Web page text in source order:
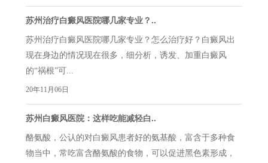
苏州治疗白癜风医院哪几家专业？..
苏州治疗白癜风医院哪几家专业？怎么治疗好？白癜风出
现在身边的情况现在很多，细分析，诱发、加重白癜风
的“祸根”可...
20年11月06日
苏州白癜风医院：这样吃能减轻白..
酪氨酸，公认的对白癜风患者好的氨基酸，富含于多种食
物当中，常吃富含酪氨酸的食物，可以促进黑色素形成，